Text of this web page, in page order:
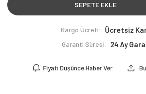
SEPETE EKLE
Kargo Ücreti: Ücretsiz
Garanti Süresi: 24 Ay
Fiyatı Düşünce Haber Ver